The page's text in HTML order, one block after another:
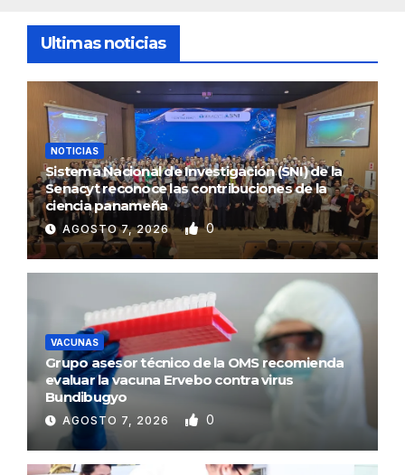
Ultimas noticias
NOTICIAS
Sistema Nacional de Investigación (SNI) de la
Senacyt reconoce las contribuciones de la
ciencia panameña
AGOSTO 7, 2026 0
VACUNAS
Grupo asesor técnico de la OMS recomienda
evaluar la vacuna Ervebo contra virus
Bundibugyo
AGOSTO 7, 2026 0